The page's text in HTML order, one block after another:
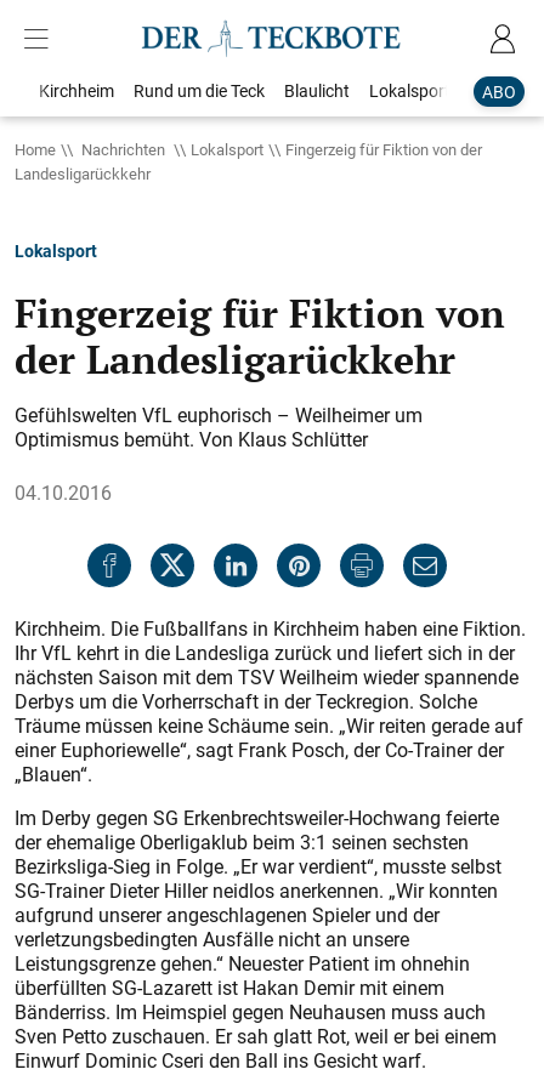
ABO
Kirchheim Rund um die Teck Blaulicht Lokalsport
Home Nachrichten Lokalsport
Fingerzeig für Fiktion von der
Landesligarückkehr
Lokalsport
Fingerzeig für Fiktion von
der Landesligarückkehr
Gefühlswelten VfL euphorisch – Weilheimer um
Optimismus bemüht. Von Klaus Schlütter
04.10.2016
Kirchheim. Die Fußballfans in Kirchheim haben eine Fiktion.
Ihr VfL kehrt in die Landesliga zurück und liefert sich in der
nächsten Saison mit dem TSV Weilheim wieder spannende
Derbys um die Vorherrschaft in der Teckregion. Solche
Träume müssen keine Schäume sein. „Wir reiten gerade auf
einer Euphoriewelle“, sagt Frank Posch, der Co-Trainer der
„Blauen“.
Im Derby gegen SG Erkenbrechtsweiler-Hochwang feierte
der ehemalige Oberligaklub beim 3:1 seinen sechsten
Bezirksliga-Sieg in Folge. „Er war verdient“, musste selbst
SG-Trainer Dieter Hiller neidlos anerkennen. „Wir konnten
aufgrund unserer angeschlagenen Spieler und der
verletzungsbedingten Ausfälle nicht an unsere
Leistungsgrenze gehen.“ Neuester Patient im ohnehin
überfüllten SG-Lazarett ist Hakan Demir mit einem
Bänderriss. Im Heimspiel gegen Neuhausen muss auch
Sven Petto zuschauen. Er sah glatt Rot, weil er bei einem
Einwurf Dominic Cseri den Ball ins Gesicht warf.